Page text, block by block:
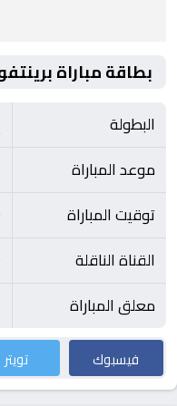
بطاقة مباراة
البطولة
موعد المباراة
توقيت المباراة
القناة الناقلة
معلق المباراة
فيسبوك تويتر